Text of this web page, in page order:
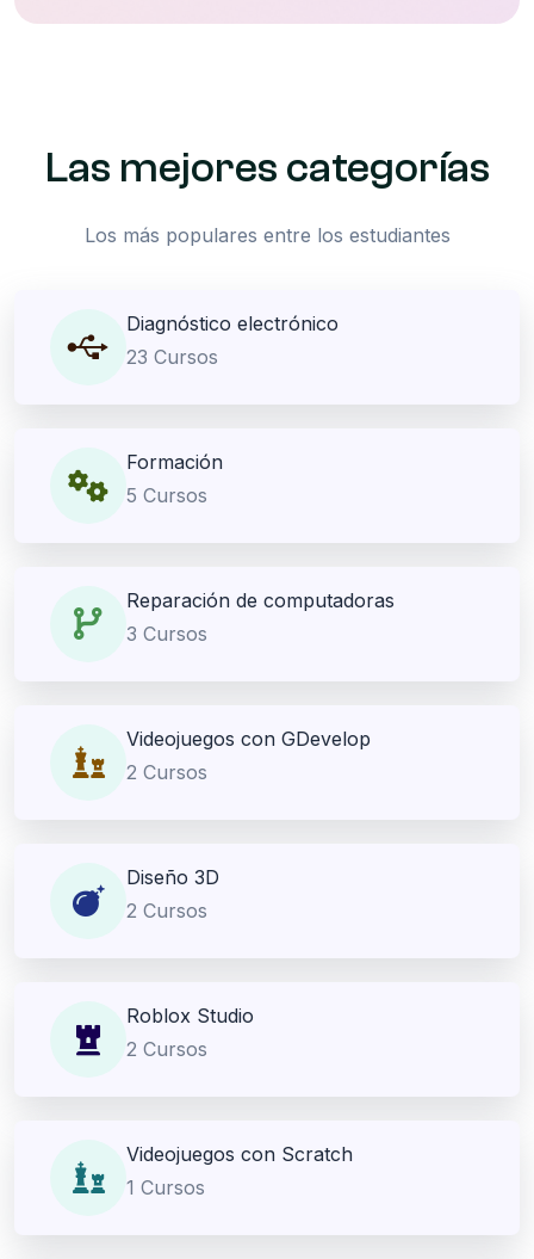
Las mejores categorías
Los más populares entre los estudiantes
Diagnóstico electrónico
23 Cursos
Formación
5 Cursos
Reparación de computadoras
3 Cursos
Videojuegos con GDevelop
2 Cursos
Diseño 3D
2 Cursos
Roblox Studio
2 Cursos
Videojuegos con Scratch
1 Cursos